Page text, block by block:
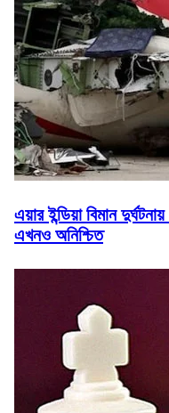
এয়ার ইন্ডিয়া বিমান
এখনও অনিশ্চিত